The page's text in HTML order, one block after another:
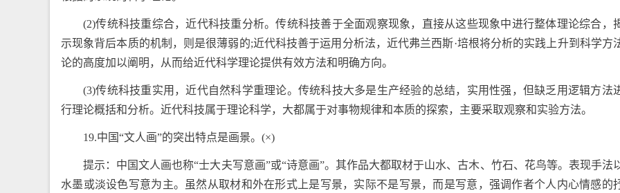
(2)传统科技重综合，近代科技重分析。传统科技善于全面观察现象，直接从这些现象中进行整体理论综合，
示现象背后本质的机制，则是很薄弱的;近代科技善于运用分析法，近代弗兰西斯·培根将分析的实践上升到科学方
论的高度加以阐明，从而给近代科学理论提供有效方法和明确方向。
(3)传统科技重实用，近代自然科学重理论。传统科技大多是生产经验的总结，实用性强，但缺乏用逻辑方法
行理论概括和分析。近代科技属于理论科学，大都属于对事物规律和本质的探索，主要采取观察和实验方法。
19.中国“文人画”的突出特点是画景。(×)
提示：中国文人画也称“士大夫写意画”或“诗意画”。其作品大都取材于山水、古木、竹石、花鸟等。表现手法
水墨或淡设色写意为主。虽然从取材和外在形式上是写景，实际不是写景，而是写意，强调作者个人内心情感的